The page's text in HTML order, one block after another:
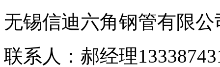
无锡信迪六角钢管有限公
联系人：郝经理